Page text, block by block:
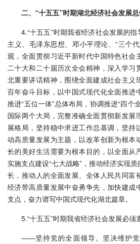
二、“十五五”时期湖北经济社会发展
4.“十五五”时期我省经济社会发展的
主义、毛泽东思想、邓小平理论、“三个
观，全面贯彻习近平新时代中国特色社会
二十大和二十届历次全会精神，深入学习
北重要讲话精神，围绕全面建成社会主义
百年奋斗目标，以中国式现代化全面推进
推进“五位一体”总体布局，协调推进“四个
国际两个大局，完整准确全面贯彻新发展
展格局，坚持稳中求进工作总基调，坚持
动高质量发展为主题，以改革创新为根本
长的美好生活需要为根本目的，以全面从
实施支点建设“七大战略”，推动经济实现
长，推动人的全面发展、全体人民共同富
经济带高质量发展中奋勇争先，加快建成
支点，奋力谱写中国式现代化湖北篇章。
5.“十五五”时期我省经济社会发展必须
——坚持党的全面领导。坚决维护